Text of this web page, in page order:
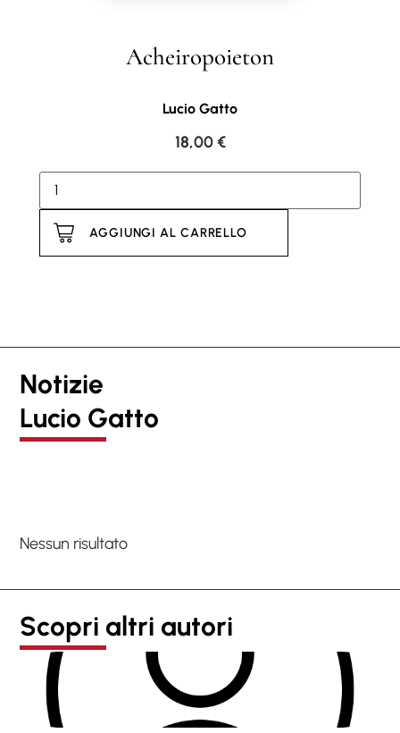
Acheiropoieton
Lucio Gatto
18,00€
AGGIUNGI AL CARRELLO
Notizie
Lucio Gatto
Nessun risultato
Scopri altri autori